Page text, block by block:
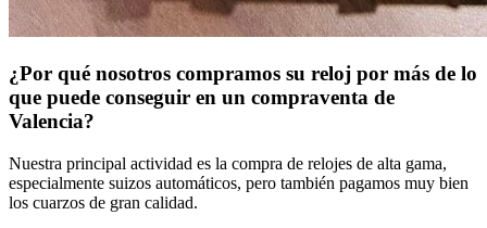
¿Por qué nosotros compramos su reloj por más de lo
que puede conseguir en un compraventa de
Valencia?
Nuestra principal actividad es la compra de relojes de alta gama,
especialmente suizos automáticos, pero también pagamos muy bien
los cuarzos de gran calidad.